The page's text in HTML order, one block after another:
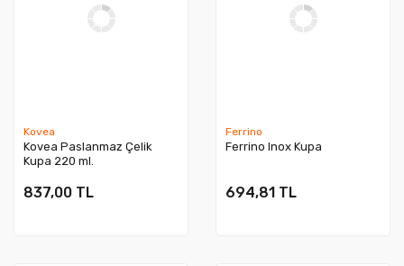
Kovea
Kovea Paslanmaz Çelik
Kupa 220 ml.
837,00 TL
Ferrino
Ferrino Inox Kupa
694,81 TL